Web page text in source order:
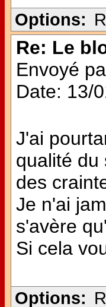
Options:
Re: Le
Envoyé
Date: 13/
J'ai
qualité du
des
Je n'ai
s'avère
Si cela
Options: